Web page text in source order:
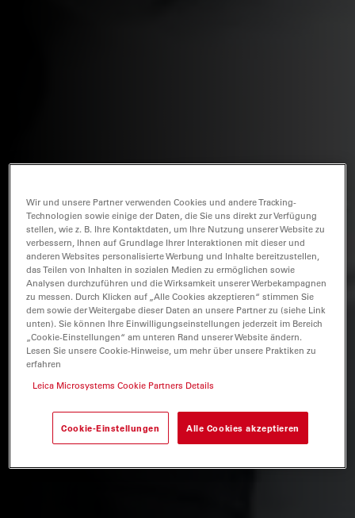
Wir und unsere Partner verwenden Cookies und andere Tracking-
Technologien sowie einige der Daten, die Sie uns direkt zur Verfügung
stellen, wie z. B. Ihre Kontaktdaten, um Ihre Nutzung unserer Website zu
verbessern, Ihnen auf Grundlage Ihrer Interaktionen mit dieser und
anderen Websites personalisierte Werbung und Inhalte bereitzustellen,
das Teilen von Inhalten in sozialen Medien zu ermöglichen sowie
Analysen durchzuführen und die Wirksamkeit unserer Werbekampagnen
zu messen. Durch Klicken auf „Alle Cookies akzeptieren“ stimmen Sie
dem sowie der Weitergabe dieser Daten an unsere Partner zu (siehe Link
unten). Sie können Ihre Einwilligungseinstellungen jederzeit im Bereich
„Cookie-Einstellungen“ am unteren Rand unserer Website ändern.
Lesen Sie unsere Cookie-Hinweise, um mehr über unsere Praktiken zu
erfahren
Leica Microsystems Cookie Partners Details
Cookie-Einstellungen Alle Cookies akzeptieren